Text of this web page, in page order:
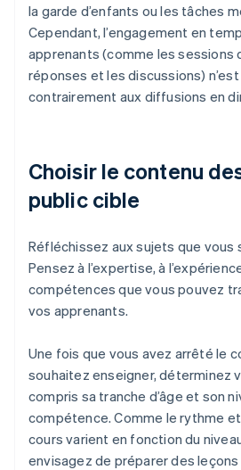
la garde d’enfants ou les tâches
Cependant, l’engagement en
apprenants (comme les sessions
réponses et les discussions)
contrairement aux diffusions en
Choisir le contenu
public cible
Réfléchissez aux sujets que vous
Pensez à l’expertise, à
compétences que vous pouvez
vos apprenants.
Une fois que vous avez arrêté le
souhaitez enseigner, déterminez
compris sa tranche d’âge et son
compétence. Comme le rythme
cours varient en fonction du
envisagez de préparer des